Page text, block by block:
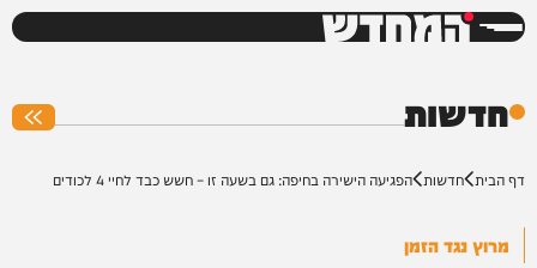
המחדש
חדשות
דף הבית חדשות הפגיעה הישירה בחיפה: גם בשעה זו – חשש כבד לחיי 4 לכודים
מרוץ נגד הזמן